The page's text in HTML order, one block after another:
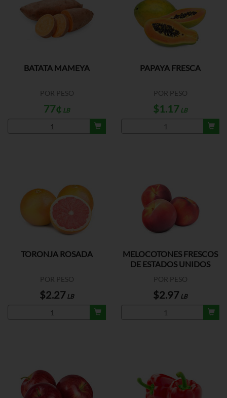
BATATA MAMEYA
POR PESO
77¢ LB
PAPAYA FRESCA
POR PESO
$1.17 LB
TORONJA ROSADA
POR PESO
$2.27 LB
MELOCOTONES FRESCOS
DE ESTADOS UNIDOS
POR PESO
$2.97 LB